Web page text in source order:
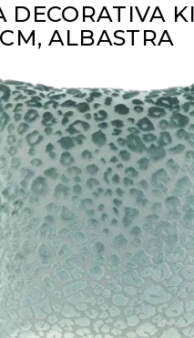
DECORATIVA
ALBASTRA